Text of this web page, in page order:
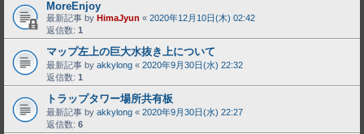
MoreEnjoy
最新記事 by HimaJyun « 2020年12月10日(木) 02:42
返信数: 1
マップ左上の巨大水抜き上について
最新記事 by akkylong « 2020年9月30日(水) 22:32
返信数: 1
トラップタワー場所共有板
最新記事 by akkylong « 2020年9月30日(水) 22:27
返信数: 6